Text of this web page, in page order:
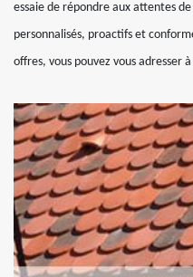
essaie de répondre aux attentes
personnalisés, proactifs et
offres, vous pouvez vous adresser